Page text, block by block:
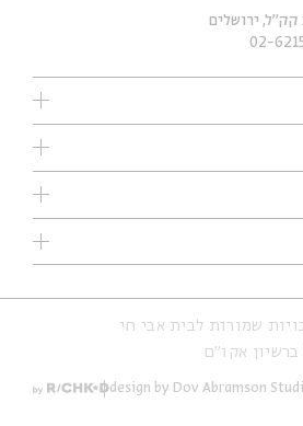
02-
אקו״ם
design by Dov Abramson